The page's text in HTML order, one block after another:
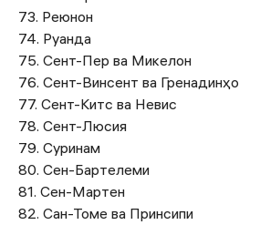
73. Реюнон
74. Руанда
75. Сент-Пер ва Микелон
76. Сент-Винсент ва Гренадинҳо
77. Сент-Китс ва Невис
78. Сент-Люсия
79. Суринам
80. Сен-Бартелеми
81. Сен-Мартен
82. Сан-Томе ва Принсипи